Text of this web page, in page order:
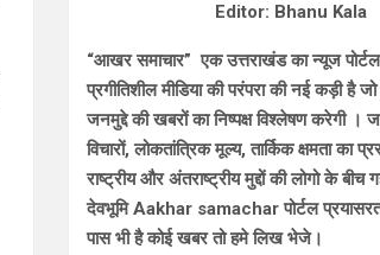
Editor: Bhanu Kala
“आखर समाचार” एक उत्तराखंड का न्यूज
प्रगीतिशील मीडिया की परंपरा की नई कड़ी है
जनमुद्दे की खबरों का निष्पक्ष विश्लेषण करेगी ।
विचारों, लोकतांत्रिक मूल्य, तार्किक क्षमता का
राष्ट्रीय और अंतराष्ट्रीय मुद्दों की लोगो के
देवभूमि Aakhar samachar पोर्टल
पास भी है कोई खबर तो हमे लिख भेजे।